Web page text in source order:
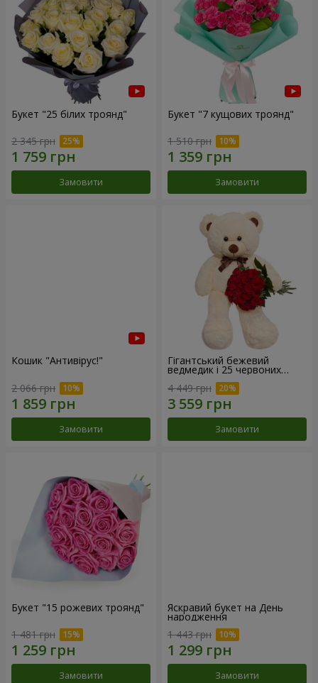
Букет "25 білих троянд"
2 345 грн
Замовити
Букет "7 кущових троянд"
1 510 грн
Замовити
Кошик "Антивірус!"
2 066 грн
Замовити
Гігантський бежевий
ведмедик і 25 червоних
троянд
4 449 грн
Замовити
Букет "15 рожевих троянд"
1 481 грн
Замовити
Яскравий букет на День
народження
1 443 грн
Замовити